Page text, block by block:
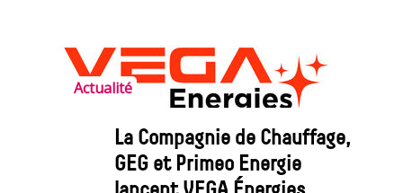
Actualité
La Compagnie de Chauffage,
GEG et Primeo Energie